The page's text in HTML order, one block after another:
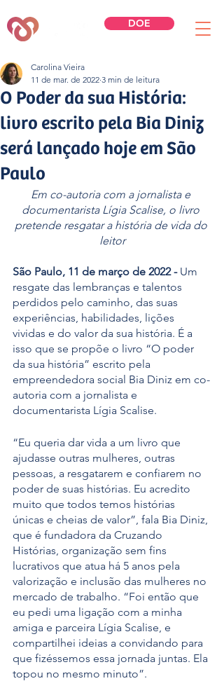
DOE
O Poder da sua História:
livro escrito pela Bia Diniz
será lançado hoje em São
Paulo
Carolina Vieira
11 de mar. de 2022 3 min de leitura
Em co-autoria com a jornalista e
documentarista Lígia Scalise, o livro
pretende resgatar a história de vida do
leitor
São Paulo, 11 de março de 2022 - Um
resgate das lembranças e talentos
perdidos pelo caminho, das suas
experiências, habilidades, lições
vividas e do valor da sua história. É a
isso que se propõe o livro “O poder
da sua história” escrito pela
empreendedora social Bia Diniz em co-
autoria com a jornalista e
documentarista Lígia Scalise.
“Eu queria dar vida a um livro que
ajudasse outras mulheres, outras
pessoas, a resgatarem e confiarem no
poder de suas histórias. Eu acredito
muito que todos temos histórias
únicas e cheias de valor”, fala Bia Diniz,
que é fundadora da Cruzando
Histórias, organização sem fins
lucrativos que atua há 5 anos pela
valorização e inclusão das mulheres no
mercado de trabalho. “Foi então que
eu pedi uma ligação com a minha
amiga e parceira Lígia Scalise, e
compartilhei ideias a convidando para
que fizéssemos essa jornada juntas. Ela
topou no mesmo minuto”.